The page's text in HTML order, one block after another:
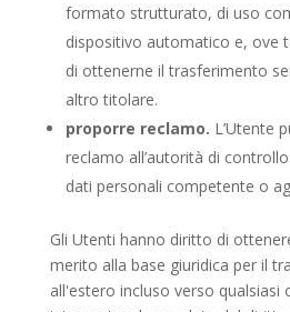
formato strutturato, di uso
dispositivo automatico e, ove
di ottenerne il trasferimento
altro titolare.
proporre reclamo. L’Utente
reclamo all’autorità di
dati personali competente o
Gli Utenti hanno diritto di
merito alla base giuridica per il
all'estero incluso verso qualsiasi